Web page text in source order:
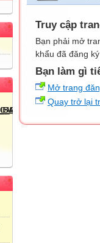
Truy cập
Bạn phải mở
khẩu đã đăng
Bạn làm gì
Mở trang
Quay trở lại